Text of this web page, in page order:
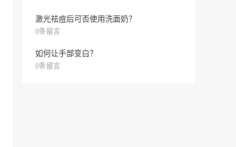
激光祛痘后可否使用洗面奶？
0条留言
如何让手部变白？
0条留言